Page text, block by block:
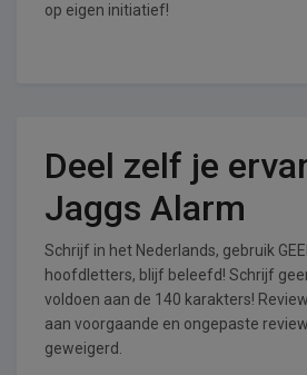
op eigen initiatief!
Deel zelf je
Jaggs Alarm
Schrijf in het Nederlands, gebruik
hoofdletters, blijf beleefd! Schrijf
voldoen aan de 140 karakters!
aan voorgaande en ongepaste
geweigerd.